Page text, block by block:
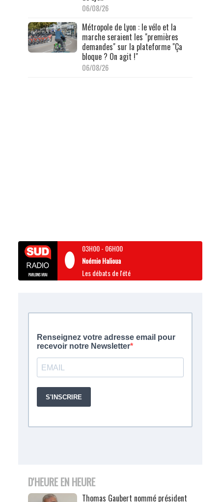
06/08/26
Métropole de Lyon : le vélo et la
marche seraient les "premières
demandes" sur la plateforme "Ça
bloque ? On agit !"
06/08/26
03H00- 06H00
Noémie Halioua
Les débats de l'été
D'HEURE EN HEURE
Thomas Gaubert nommé président